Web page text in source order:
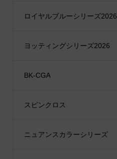
ロイヤルブルーシリーズ2026
ヨッティングシリーズ2026
BK-CGA
スピンクロス
ニュアンスカラーシリーズ